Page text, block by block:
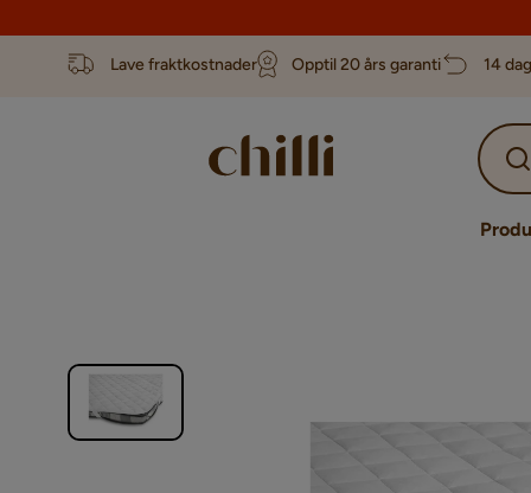
Lave fraktkostnader Opptil 20 års garanti 14